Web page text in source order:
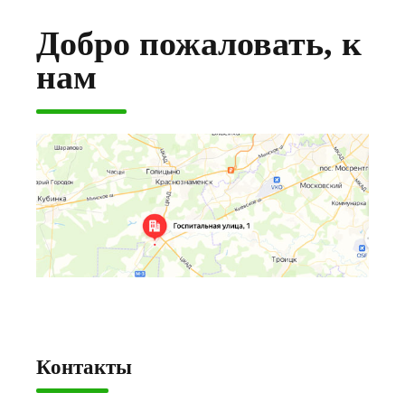
Добро пожаловать, к
нам
Контакты